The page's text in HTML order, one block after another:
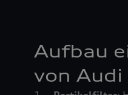
Aufbau
von Audi